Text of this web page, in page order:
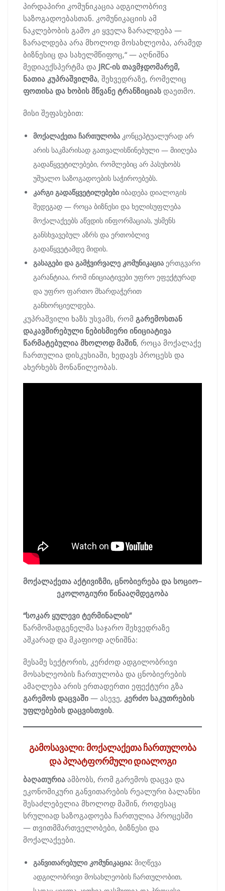
პირდაპირი კომუნიკაცია ადგილობრივ
საზოგადოებასთან. კომუნიკაციის ამ
ნაკლებობის გამო კი ყველა ზარალდება —
ზარალდება არა მხოლოდ მოსახლეობა, არამედ
ბიზნესიც და სახელმწიფოც,“ — აღნიშნა
მედიაექსპერტმა და JRC-ის თავმჯდომარემ,
ნათია კუპრაშვილმა, შეხვედრაზე, რომელიც
ფოთისა და ხობის მწვანე ტრანზიციას დაეთმო.
მისი შეფასებით:
მოქალაქეთა ჩართულობა კონცეპტუალურად არ
არის საკმარისად გათვალისწინებული — მიიღება
გადაწყვეტილებები, რომლებიც არ პასუხობს
უშუალო საზოგადოების საჭიროებებს.
კარგი გადაწყვეტილებები იბადება დიალოგის
შედეგად — როცა ბიზნესი და ხელისუფლება
მოქალაქეებს აწვდის ინფორმაციას, უსმენს
განსხვავებულ აზრს და ერთობლივ
გადაწყვეტამდე მიდის.
გასაგები და გამჭვირვალე კომუნიკაცია ერთგვარი
გარანტიაა, რომ ინიციატივები უფრო ეფექტურად
და უფრო ფართო მხარდაჭერით
განხორციელდება.
კუპრაშვილი ხაზს უსვამს, რომ გარემოსთან
დაკავშირებული ნებისმიერი ინიციატივა
წარმატებულია მხოლოდ მაშინ, როცა მოქალაქე
ჩართულია დისკუსიაში, ხედავს პროცესს და
ახერხებს მონაწილეობას.
მოქალაქეთა აქტივიზმი, ცნობიერება და სოციო–
ეკოლოგიური წინააღმდეგობა
“სოკარ ყულევი ტერმინალის”
წარმომადგენელმა საჯარო შეხვედრაზე
აშკარად და მკაფიოდ აღნიშნა:
მესამე სექტორის, კერძოდ ადგილობრივი
მოსახლეობის ჩართულობა და ცნობიერების
ამაღლება არის ერთადერთი ეფექტური გზა
გარემოს დაცვაში — ასევე, კერძო საკუთრების
უფლებების დაცვისთვის.
გამოსავალი: მოქალაქეთა ჩართულობა
და პლატფორმული დიალოგი
ბაღათურია ამბობს, რომ გარემოს დაცვა და
ეკონომიკური განვითარების რეალური ბალანსი
შესაძლებელია მხოლოდ მაშინ, როდესაც
სრულიად საზოგადოება ჩართულია პროცესში
— თვითმმართველობები, ბიზნესი და
მოქალაქეები.
განვითარებული კომუნიკაცია: მიღწევა
ადგილობრივი მოსახლეობის ჩართულობით,